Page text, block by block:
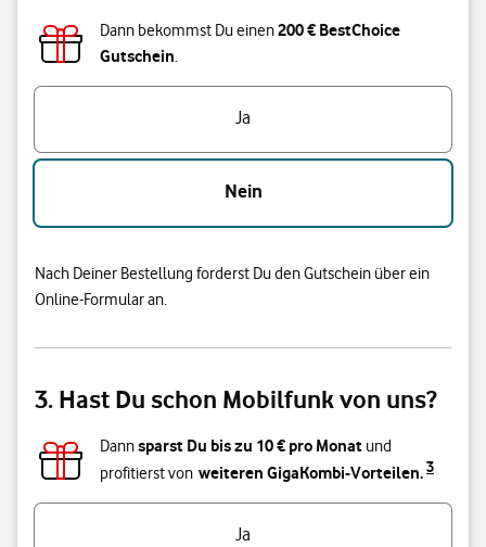
Dann bekommst Du einen200 € BestChoice
Gutschein.
Bist du unter 28 Jahre alt?
Ja
Nein
Nach Deiner Bestellung forderst Du den Gutschein über ein
Online-Formular an.
3. Hast Du schon Mobilfunk von uns?
Dannsparst Du bis zu 10€ pro Monat und
profitierst von weiteren GigaKombi-Vorteilen.3
Ja